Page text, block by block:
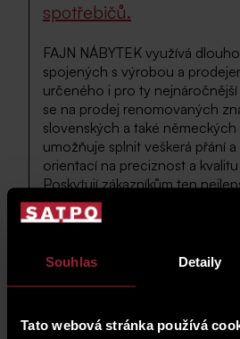
Souhlas Detaily
Tato webová stránka používá
spotřebičů.
FAJN NÁBYTEK využívá
spojených s výrobou a
určeného i pro ty nejnáročnější
se na prodej renomovaných
slovenských a také
umožňuje splnit veškerá přání
orientací na preciznost a
Poskytují zákazníkům ten
nabídnout sortiment opravdu
se originálním a neotřelým
Slevu je možné uplatnit po
LIVING.
najdete na stránkáchklubu L